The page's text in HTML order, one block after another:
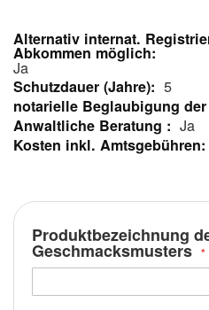
Mehr
Informationen
Ja
5
Ja
Produktbezeichnung
Geschmacksmusters